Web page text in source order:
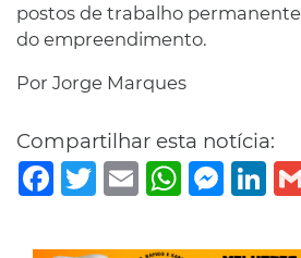
postos de trabalho
do empreendimento.
Por Jorge Marques
Compartilhar esta notícia:
Facebook
TwitterEmail WhatsApp